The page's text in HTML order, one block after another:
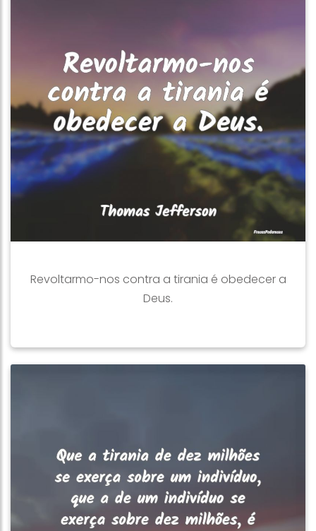
Revoltarmo-nos contra a tirania é obedecer a
Deus.